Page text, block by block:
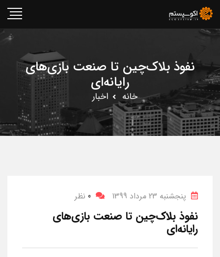
نفوذ بلاک‌چین تا صنعت بازی‌های
رایانه‌ای
خانه اخبار
پنجشنبه 23 مرداد 1399 0 نظر
نفوذ بلاک‌چین تا صنعت بازی‌های
رایانه‌ای